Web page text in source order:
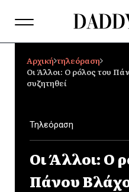
Αρχική τηλεόραση
Οι Άλλοι: Ο ρόλος του
συζητηθεί
Τηλεόραση
Οι Άλλοι: Ο
Πάνου